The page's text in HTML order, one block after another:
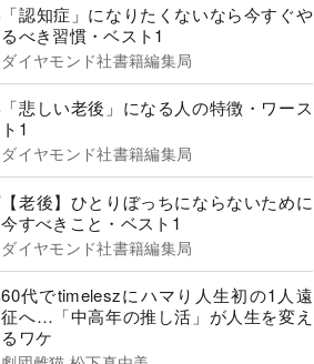
「認知症」になりたくないなら今すぐや
るべき習慣・ベスト1
ダイヤモンド社書籍編集局
「悲しい老後」になる人の特徴・ワース
ト1
ダイヤモンド社書籍編集局
【老後】ひとりぼっちにならないために
今すべきこと・ベスト1
ダイヤモンド社書籍編集局
60代でtimeleszにハマり人生初の1人遠
征へ…「中高年の推し活」が人生を変え
るワケ